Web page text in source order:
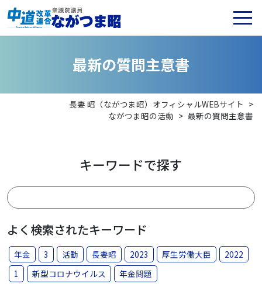
最新の質問主意書
長妻 昭（ながつま昭）オフィシャルWEBサイト >
ながつま昭の活動 > 最新の質問主意書
キーワードで探す
よく検索されたキーワード
年金 3 活動 長妻昭 2023 厚生労働大臣
2022
1
新型コロナウイルス 年金問題